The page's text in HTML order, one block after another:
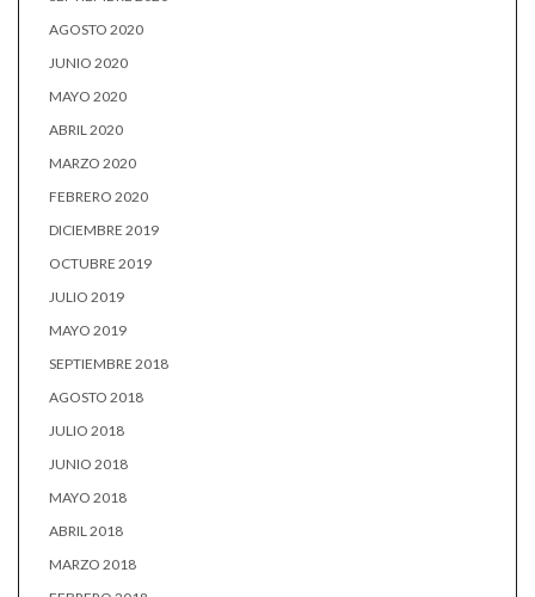
AGOSTO 2020
JUNIO 2020
MAYO 2020
ABRIL 2020
MARZO 2020
FEBRERO 2020
DICIEMBRE 2019
OCTUBRE 2019
JULIO 2019
MAYO 2019
SEPTIEMBRE 2018
AGOSTO 2018
JULIO 2018
JUNIO 2018
MAYO 2018
ABRIL 2018
MARZO 2018